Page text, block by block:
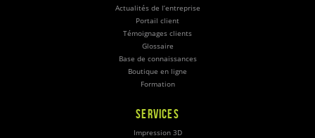
Actualités de l’entreprise
Portail client
Témoignages clients
Glossaire
Base de connaissances
Boutique en ligne
Formation
SERVICES
Impression 3D